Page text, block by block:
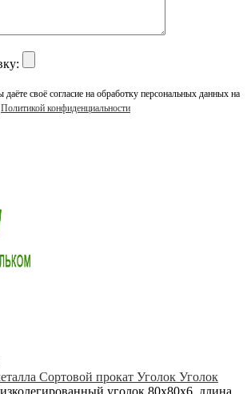
своё согласие на обработку персональных данных на
Политикой конфиденциальности
Сортовой прокат Уголок Уголок